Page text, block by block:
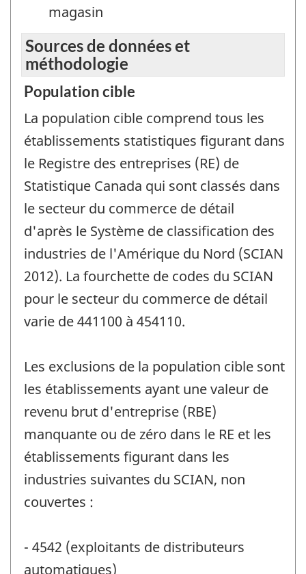
magasin
Sources de données et
méthodologie
Population cible
La population cible comprend tous les
établissements statistiques figurant dans
le Registre des entreprises (RE) de
Statistique Canada qui sont classés dans
le secteur du commerce de détail
d'après le Système de classification des
industries de l'Amérique du Nord (SCIAN
2012). La fourchette de codes du SCIAN
pour le secteur du commerce de détail
varie de 441100 à 454110.
Les exclusions de la population cible sont
les établissements ayant une valeur de
revenu brut d'entreprise (RBE)
manquante ou de zéro dans le RE et les
établissements figurant dans les
industries suivantes du SCIAN, non
couvertes :
- 4542 (exploitants de distributeurs
automatiques)